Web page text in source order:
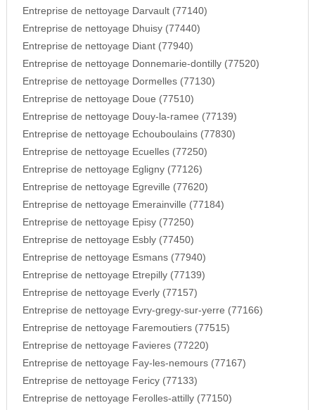
Entreprise de nettoyage Darvault (77140)
Entreprise de nettoyage Dhuisy (77440)
Entreprise de nettoyage Diant (77940)
Entreprise de nettoyage Donnemarie-dontilly (77520)
Entreprise de nettoyage Dormelles (77130)
Entreprise de nettoyage Doue (77510)
Entreprise de nettoyage Douy-la-ramee (77139)
Entreprise de nettoyage Echouboulains (77830)
Entreprise de nettoyage Ecuelles (77250)
Entreprise de nettoyage Egligny (77126)
Entreprise de nettoyage Egreville (77620)
Entreprise de nettoyage Emerainville (77184)
Entreprise de nettoyage Episy (77250)
Entreprise de nettoyage Esbly (77450)
Entreprise de nettoyage Esmans (77940)
Entreprise de nettoyage Etrepilly (77139)
Entreprise de nettoyage Everly (77157)
Entreprise de nettoyage Evry-gregy-sur-yerre (77166)
Entreprise de nettoyage Faremoutiers (77515)
Entreprise de nettoyage Favieres (77220)
Entreprise de nettoyage Fay-les-nemours (77167)
Entreprise de nettoyage Fericy (77133)
Entreprise de nettoyage Ferolles-attilly (77150)